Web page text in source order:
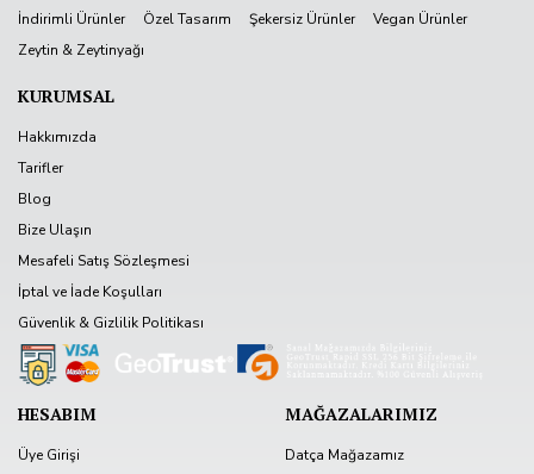
İndirimli Ürünler
Özel Tasarım Şekersiz Ürünler
Vegan Ürünler
Zeytin & Zeytinyağı
KURUMSAL
Hakkımızda
Tarifler
Blog
Bize Ulaşın
Mesafeli Satış Sözleşmesi
İptal ve İade Koşulları
Güvenlik & Gizlilik Politikası
HESABIM
Üye Girişi
MAĞAZALARIMIZ
Datça Mağazamız